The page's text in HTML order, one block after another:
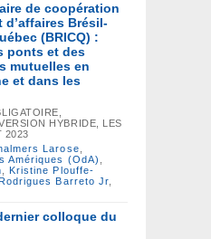
de coopération
d’affaires Brésil-
(BRICQ) :
ponts et des
mutuelles en
et dans les
HYBRIDE, LES
2023
Larose
Amériques (OdA)
Kristine Plouffe-
Barreto Jr
colloque du